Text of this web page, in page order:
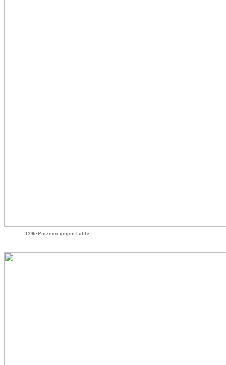
129b-Prozess gegen Latife